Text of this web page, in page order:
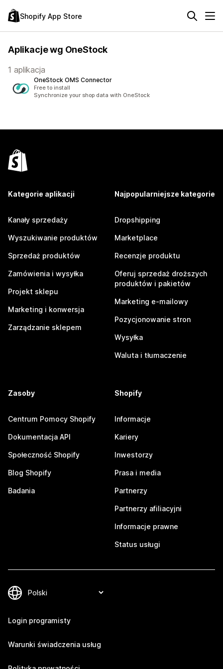
Shopify App Store
Aplikacje wg OneStock
1 aplikacja
OneStock OMS Connector
Free to install
Synchronize your shop data with OneStock
Kategorie aplikacji
Kanały sprzedaży
Wyszukiwanie produktów
Sprzedaż produktów
Zamówienia i wysyłka
Projekt sklepu
Marketing i konwersja
Zarządzanie sklepem
Najpopularniejsze kategorie
Dropshipping
Marketplace
Recenzje produktu
Oferuj sprzedaż droższych
produktów i pakietów
Marketing e-mailowy
Pozycjonowanie stron
Wysyłka
Waluta i tłumaczenie
Zasoby
Centrum Pomocy Shopify
Dokumentacja API
Społeczność Shopify
Blog Shopify
Badania
Shopify
Informacje
Kariery
Inwestorzy
Prasa i media
Partnerzy
Partnerzy afiliacyjni
Informacje prawne
Status usługi
Login programisty
Warunki świadczenia usług